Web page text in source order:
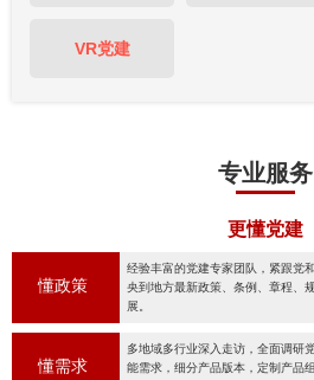
VR党建
专业服务
更懂党建
懂政策
经验丰富的党建专家团队，紧跟党
央到地方最新政策、条例、章程、
展。
懂需求
多地域多行业深入走访，全面调研
能需求，细分产品版本，定制产品